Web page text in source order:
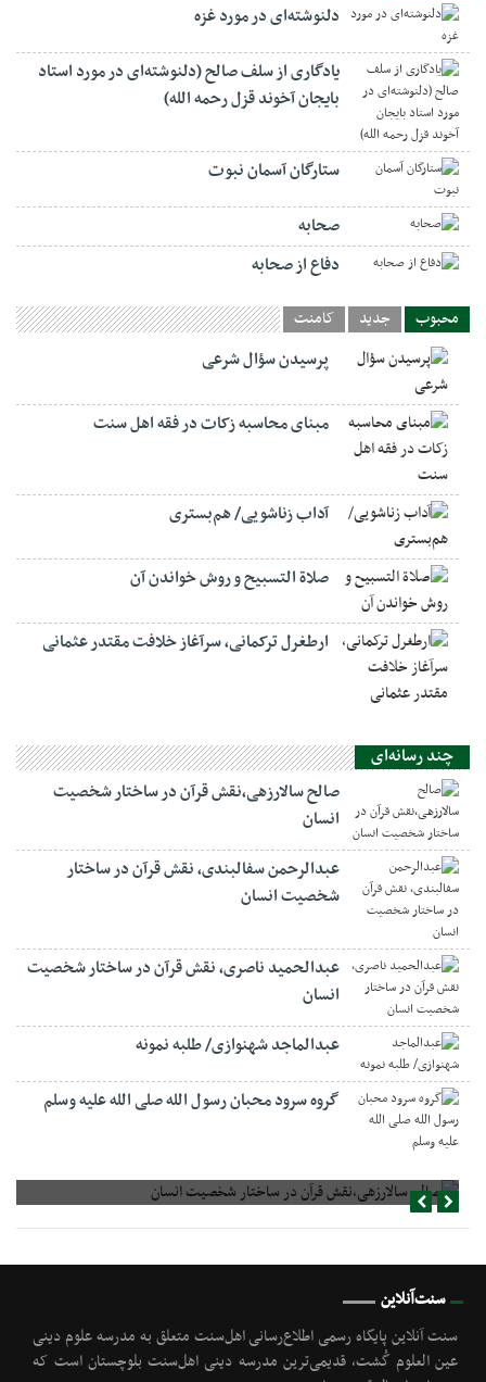
دلنوشته‌ای در مورد غزه
یادگاری از سلف صالح (دلنوشته‌ای در مورد استاد
بایجان آخوند قزل رحمه الله)
ستارگان آسمان نبوت
صحابه
دفاع از صحابه
محبوب جدید کامنت
پرسیدن سؤال شرعی
مبنای محاسبه زکات در فقه اهل سنت
آداب زناشویی/ هم‌بستری
صلاة التسبيح و روش خواندن آن
ارطغرل ترکمانی، سرآغاز خلافت مقتدر عثمانی
چند رسانه‌ای
صالح سالارزهی،‌نقش قرآن در ساختار شخصیت
انسان
عبدالرحمن سفالبندی، نقش قرآن در ساختار
شخصیت انسان
عبدالحمید ناصری، نقش قرآن در ساختار شخصیت
انسان
عبدالماجد شهنوازی/ طلبه نمونه
گروه سرود محبان رسول الله صلی الله علیه وسلم
صالح سالارزهی،‌نقش قرآن در ساختار شخصیت انسان
سنت‌آنلاین
سنت آنلاین پایگاه رسمی اطلاع‌رسانی اهل‌سنت متعلق به مدرسه علوم دینی
عین العلوم گُشت, قدیمی‌ترین مدرسه دینی اهل‌سنت بلوچستان است که